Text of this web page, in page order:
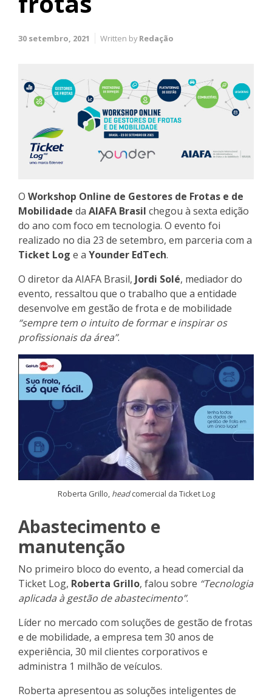
30 setembro, 2021 Written by Redação
O Workshop Online de Gestores de Frotas e de
Mobilidade da AIAFA Brasil chegou à sexta edição
do ano com foco em tecnologia. O evento foi
realizado no dia 23 de setembro, em parceria com a
Ticket Log e a Younder EdTech.
O diretor da AIAFA Brasil, Jordi Solé, mediador do
evento, ressaltou que o trabalho que a entidade
desenvolve em gestão de frota e de mobilidade
“sempre tem o intuito de formar e inspirar os
profissionais da área”.
Roberta Grillo, headcomercial da Ticket Log
Abastecimento e
manutenção
No primeiro bloco do evento, a head comercial da
Ticket Log, Roberta Grillo, falou sobre “Tecnologia
aplicada à gestão de abastecimento”.
Líder no mercado com soluções de gestão de frotas
e de mobilidade, a empresa tem 30 anos de
experiência, 30 mil clientes corporativos e
administra 1 milhão de veículos.
Roberta apresentou as soluções inteligentes de